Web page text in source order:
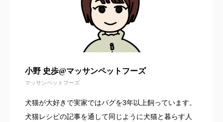
小野 史歩@マッサンペットフーズ
マッサンペットフーズ
犬猫が大好きで実家ではパグを3年以上飼っています。
犬猫レシピの記事を通して同じように犬猫と暮らす人